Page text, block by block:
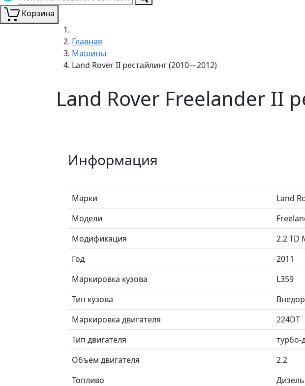
Корзина
Главная
Машины
Land Rover II рестайлинг (2010—2012)
Land Rover Freelander II
Информация
Марки
Land
Модели
Модификация
2.2 TD
Год
2011
Маркировка кузова
L359
Тип кузова
Маркировка двигателя
224DT
Тип двигателя
турбо-
Объем двигателя
2.2
Топливо
Дизель